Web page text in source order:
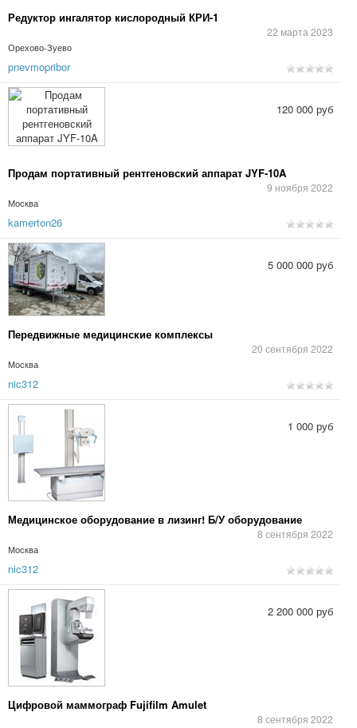
Редуктор ингалятор кислородный КРИ-1
22 марта 2023
Орехово-Зуево
pnevmopribor
Продам портативный рентгеновский аппарат JYF-10A
9 ноября 2022
Москва
120 000 руб
kamerton26
Передвижные медицинские комплексы
20 сентября 2022
Москва
5 000 000 руб
nic312
Медицинское оборудование в лизинг! Б/У оборудование
8 сентября 2022
Москва
1 000 руб
nic312
Цифровой маммограф Fujifilm Amulet
8 сентября 2022
2 200 000 руб